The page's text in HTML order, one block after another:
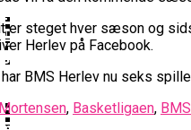
Her Er Den Georgiske
Bakken Bears Skuffer
Dansk Tenerife-Talent
Noah Nørgaard Og
EuroLeague Udvider
Mere Europæisk
EM-
To Tidligere
Bladet Har Købt
Stig
er steget hver sæson og
Herlev på Facebook.
BMS Herlev nu seks
, Basketligaen,